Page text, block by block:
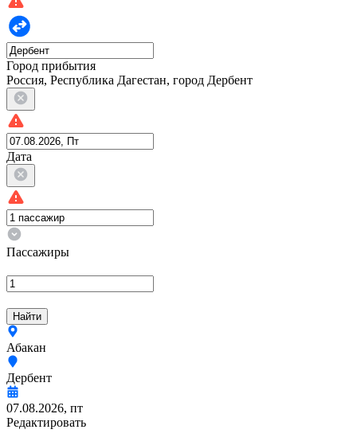
Город прибытия
Россия, Республика Дагестан, город Дербент
Дата
Пассажиры
Найти
Абакан
Дербент
07.08.2026, пт
Редактировать